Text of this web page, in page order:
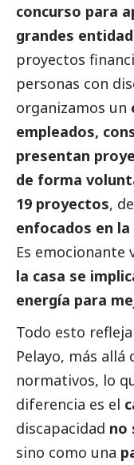
concurso para
grandes
proyectos
personas con
organizamos un
empleados,
presentan
de forma
19 proyectos,
enfocados en la
Es emocionante
la casa se
energía para
Todo esto
Pelayo, más allá
normativos, lo
diferencia es el
discapacidad no
sino como una